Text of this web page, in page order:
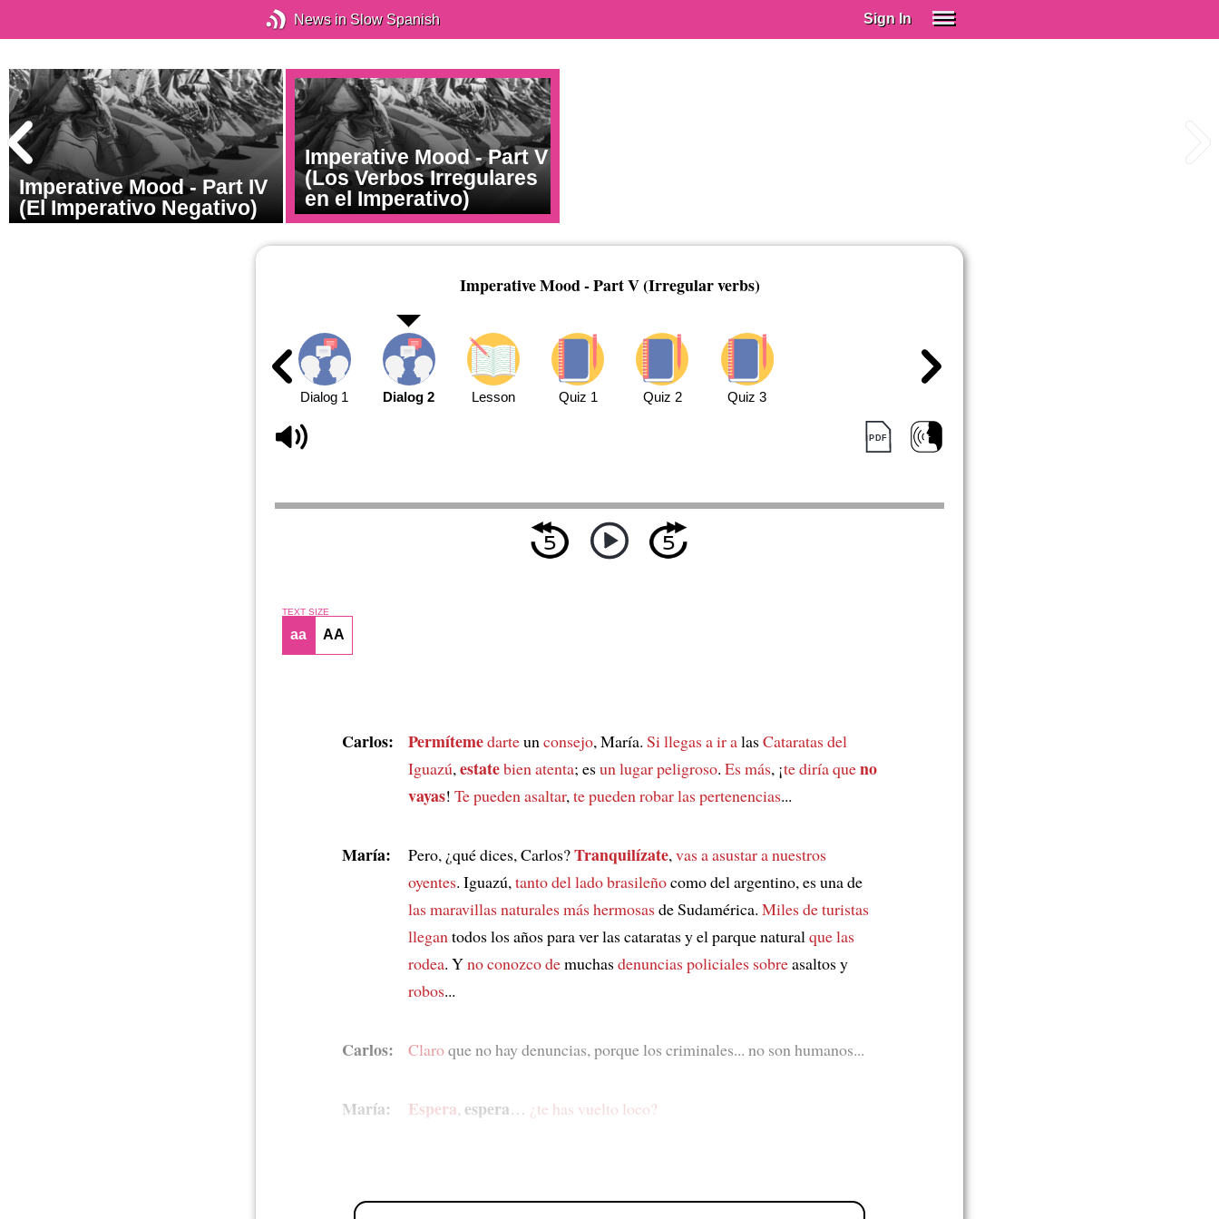
News in Slow Spanish Sign In
Imperative Mood - Part IV
(El Imperativo Negativo)
Imperative Mood - Part V
(Los Verbos Irregulares
en el Imperativo)
Imperative Mood - Part V (Irregular verbs)
Dialog 1 Dialog 2 Lesson Quiz 1 Quiz 2 Quiz 3
TEXT SIZE
aa AA
Carlos: Permítemedarteun consejo, María. Si llegas a ir alasCataratas del
Iguazú, estatebien atenta; esun lugar peligroso. Es más, ¡te diría queno
vayas! Te pueden asaltar, te pueden robarlas pertenencias...
María: Pero, ¿qué dices, Carlos?Tranquilízate, vas a asustara nuestros
oyentes. Iguazú, tanto del lado brasileñocomo del argentino, es una de
las maravillas naturales más hermosasde Sudamérica. Miles de turistas
llegan todos los años para ver las cataratas y el parque natural que las
rodea. Yno conozco demuchasdenuncias policiales sobreasaltos y
robos...
Carlos: Claroque no hay denuncias, porque los criminales... no son humanos...
María: Espera, espera… ¿te has vuelto loco?